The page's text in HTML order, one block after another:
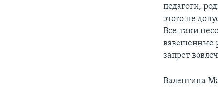
педагоги,
этого не
Все-таки
взвешенные
запрет
Валентина